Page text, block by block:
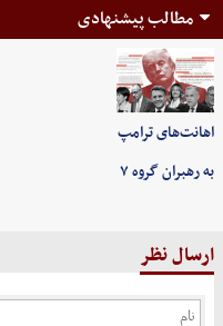
مطالب پیشنهادی
اهانت‌های ترامپ
به رهبران گروه ۷
ارسال نظر